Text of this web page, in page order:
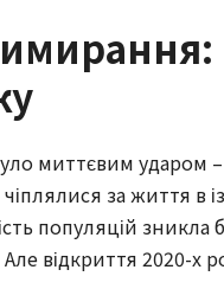
миттєвим ударом –
за життя в
популяцій
відкриття 2020-х